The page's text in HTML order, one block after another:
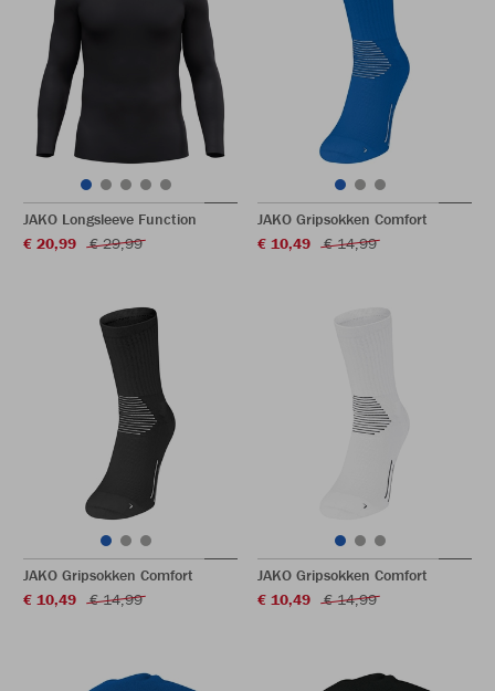
JAKO Longsleeve Function
€ 20,99
€ 29,99
JAKO Gripsokken Comfort
€ 10,49
€ 14,99
JAKO Gripsokken Comfort
€ 10,49
€ 14,99
JAKO Gripsokken Comfort
€ 10,49
€ 14,99